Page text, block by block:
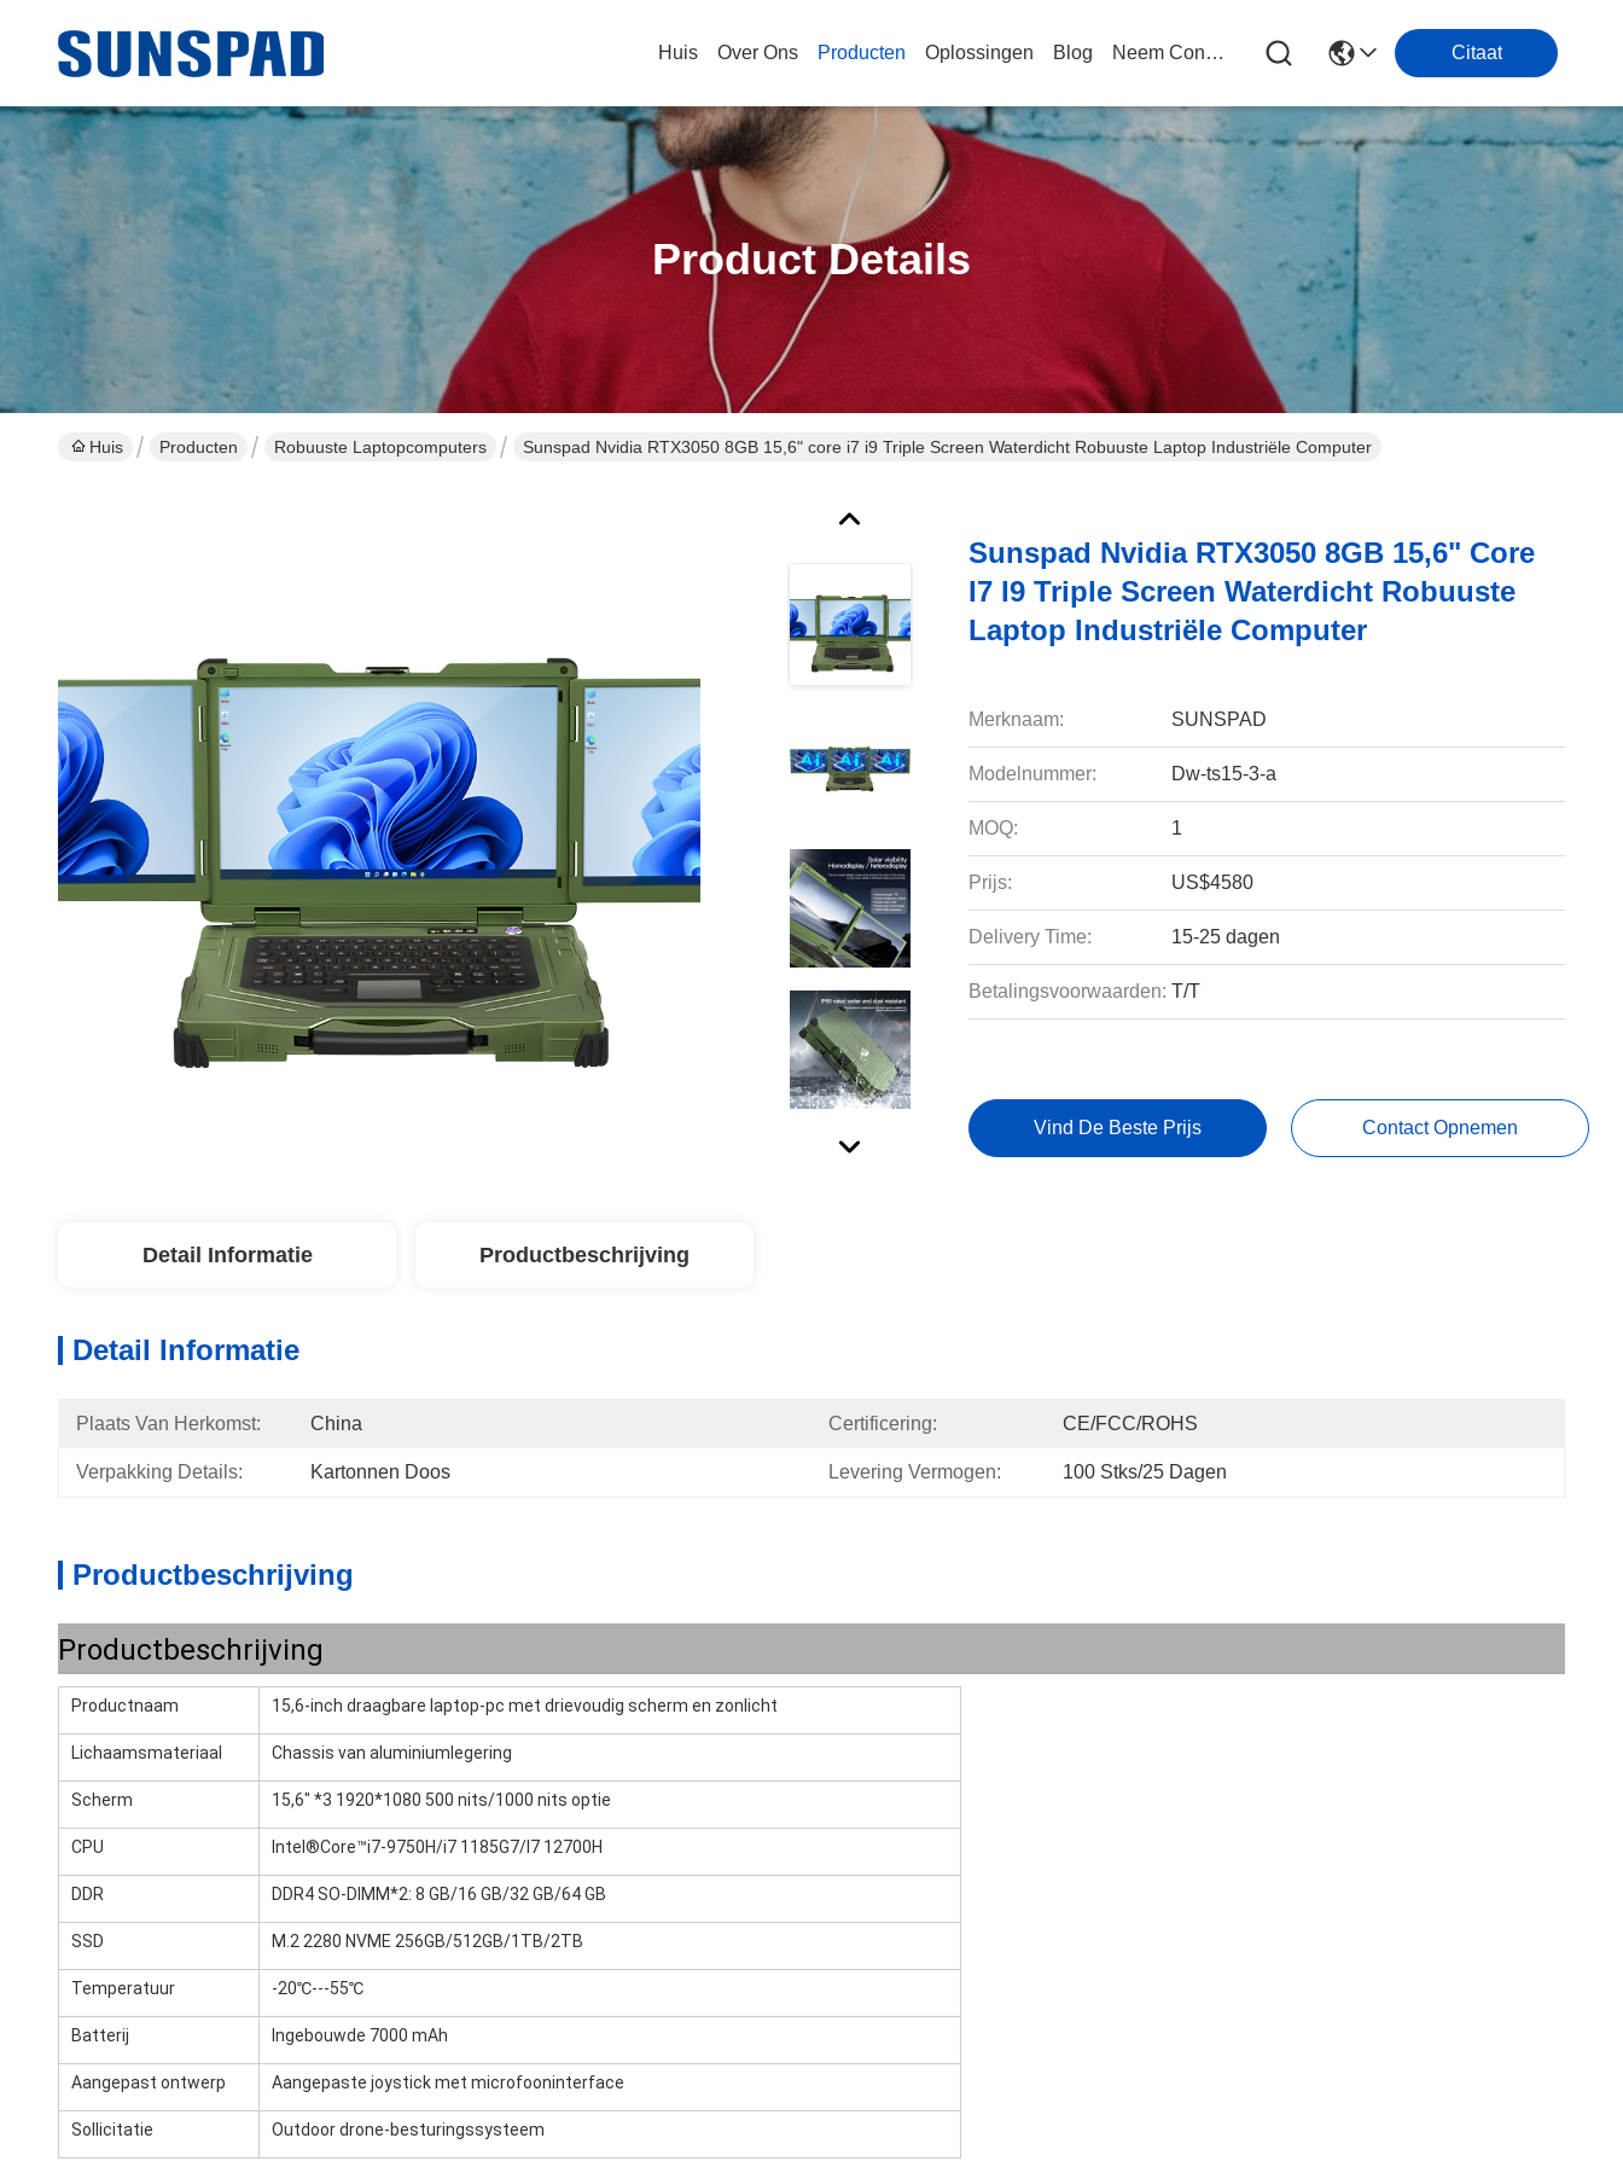
Huis Over Ons Producten Oplossingen Blog Neem Contact Met Ons Op Citaat
Product Details
Huis Producten Robuuste Laptopcomputers Sunspad Nvidia RTX3050 8GB 15,6" core i7 i9 Triple Screen Waterdicht Robuuste Laptop Industriële Computer
Sunspad Nvidia RTX3050 8GB 15,6" Core
I7 I9 Triple Screen Waterdicht Robuuste
Laptop Industriële Computer
Merknaam: SUNSPAD
Modelnummer: Dw-ts15-3-a
MOQ: 1
Prijs: US$4580
Delivery Time: 15-25 dagen
Betalingsvoorwaarden: T/T
Vind De Beste Prijs Contact Opnemen
Detail Informatie Productbeschrijving
Detail Informatie
Plaats Van Herkomst: China Certificering: CE/FCC/ROHS
Verpakking Details: Kartonnen Doos Levering Vermogen: 100 Stks/25 Dagen
Productbeschrijving
Productbeschrijving
Productnaam 15,6-inch draagbare laptop-pc met drievoudig scherm en zonlicht
Lichaamsmateriaal Chassis van aluminiumlegering
Scherm 15,6" *3 1920*1080 500 nits/1000 nits optie
CPU Intel®Core™i7-9750H/i7 1185G7/I7 12700H
DDR DDR4 SO-DIMM*2: 8 GB/16 GB/32 GB/64 GB
SSD M.2 2280 NVME 256GB/512GB/1TB/2TB
Temperatuur -20℃---55℃
Batterij Ingebouwde 7000 mAh
Aangepast ontwerp ‌Aangepaste joystick met microfooninterface
Sollicitatie Outdoor drone-besturingssysteem